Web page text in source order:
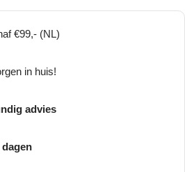
€99,- (NL)
in huis!
advies
dagen